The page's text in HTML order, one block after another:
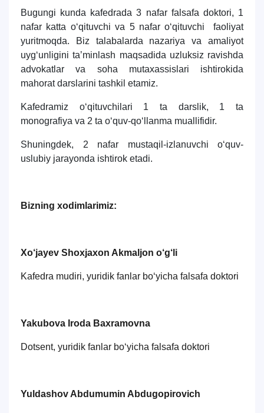
Bugungi kunda kafedrada 3 nafar falsafa doktori, 1
nafar katta o‘qituvchi va 5 nafar o‘qituvchi faoliyat
yuritmoqda. Biz talabalarda nazariya va amaliyot
uyg‘unligini taʼminlash maqsadida uzluksiz ravishda
advokatlar va soha mutaxassislari ishtirokida
mahorat darslarini tashkil etamiz.
Kafedramiz o‘qituvchilari 1 ta darslik, 1 ta
monografiya va 2 ta o‘quv-qo‘llanma muallifidir.
Shuningdek, 2 nafar mustaqil-izlanuvchi o‘quv-
uslubiy jarayonda ishtirok etadi.
Bizning xodimlarimiz:
Xo‘jayev Shoxjaxon Akmaljon o‘g‘li
Kafedra mudiri, yuridik fanlar bo‘yicha falsafa doktori
Yakubova Iroda Baxramovna
Dotsent, yuridik fanlar bo‘yicha falsafa doktori
Yuldashov Abdumumin Abdugopirovich